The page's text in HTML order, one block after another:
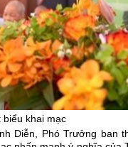
khai mạc
Diễn, Phó Trưởng ban